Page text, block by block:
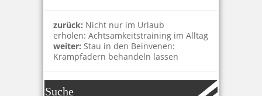
zurück: Nicht nur im Urlaub
erholen: Achtsamkeitstraining im Alltag
weiter: Stau in den Beinvenen:
Krampfadern behandeln lassen
Suche